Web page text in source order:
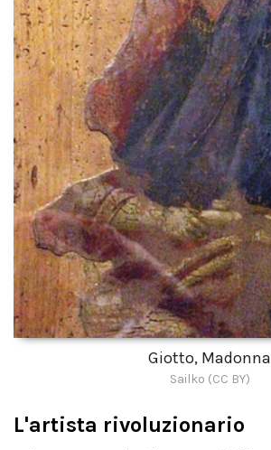
Giotto, Madonna
Sailko (CC BY)
L'artista rivoluzionario